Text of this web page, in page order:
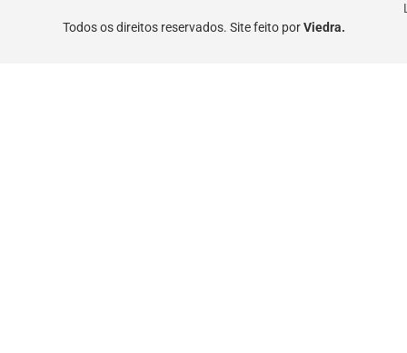
Todos os direitos reservados. Site feito porViedra.